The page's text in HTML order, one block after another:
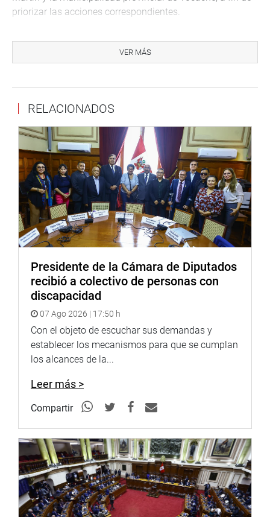
priorizar las acciones correspondientes.
sesión del pasado 15 de mayo, el dictamen de insistencia
de la autógrafa observada por el Poder Ejecutivo sobre la
OFICINA DE COMUNICACIONES E IMAGEN
INSTITUCIONAL
VER MÁS
RELACIONADOS
Presidente de la Cámara de Diputados
recibió a colectivo de personas con
discapacidad
07 Ago 2026 | 17:50 h
Con el objeto de escuchar sus demandas y
establecer los mecanismos para que se cumplan
los alcances de la...
Leer más >
Compartir